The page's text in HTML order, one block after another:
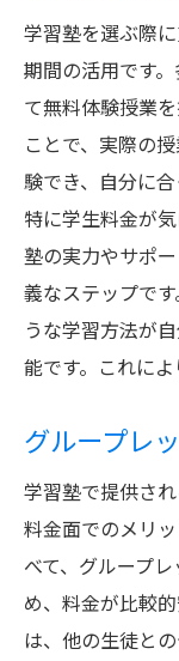
学習塾を選ぶ際
期間の活用です
て無料体験授業
ことで、実際の
験でき、自分に合
特に学生料金が
塾の実力やサポ
義なステップで
うな学習方法が
能です。これによ
グループレ
学習塾で提供さ
料金面でのメリ
べて、グループ
め、料金が比較
は、他の生徒と